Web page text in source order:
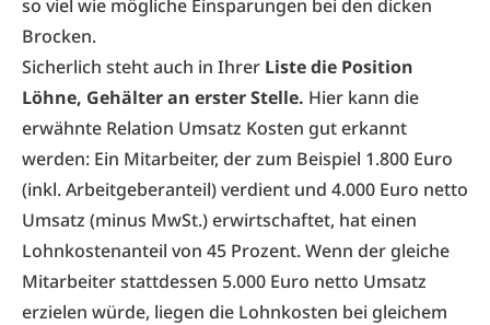
so viel wie mögliche Ein­sparungen bei den dicken
Brocken.
Sicherlich steht auch in Ihrer Liste die Position
Löhne, Gehälter an erster Stelle. Hier kann die
erwähnte Relation Umsatz Kosten gut erkannt
werden: Ein Mitarbeiter, der zum Beispiel 1.800 Euro
(inkl. Arbeitgeberanteil) verdient und 4.000 Euro netto
Umsatz (minus MwSt.) erwirtschaftet, hat einen
Lohnkostenanteil von 45 Prozent. Wenn der gleiche
Mitarbeiter stattdessen 5.000 Euro netto Umsatz
erzielen würde, liegen die Lohnkosten bei gleichem